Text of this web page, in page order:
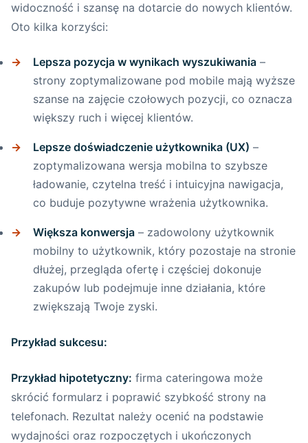
widoczność i szansę na dotarcie do nowych klientów.
Oto kilka korzyści:
Lepsza pozycja w wynikach wyszukiwania –
strony zoptymalizowane pod mobile mają wyższe
szanse na zajęcie czołowych pozycji, co oznacza
większy ruch i więcej klientów.
Lepsze doświadczenie użytkownika (UX) –
zoptymalizowana wersja mobilna to szybsze
ładowanie, czytelna treść i intuicyjna nawigacja,
co buduje pozytywne wrażenia użytkownika.
Większa konwersja – zadowolony użytkownik
mobilny to użytkownik, który pozostaje na stronie
dłużej, przegląda ofertę i częściej dokonuje
zakupów lub podejmuje inne działania, które
zwiększają Twoje zyski.
Przykład sukcesu:
Przykład hipotetyczny: firma cateringowa może
skrócić formularz i poprawić szybkość strony na
telefonach. Rezultat należy ocenić na podstawie
wydajności oraz rozpoczętych i ukończonych
Podsumowanie – dlaczego Core Web
Vitals są kluczowe i jak creationX może
Ułatwienie nawigacji na urządzeniach
mobilnych
Dlaczego intuicyjna i uproszczona
nawigacja jest kluczowa?
Praktyczne wskazówki, jak
zaprojektować nawigację mobilną
Podsumowanie – Jak creationX może
pomóc w projektowaniu nawigacji
mobilnej?
Regularne testy i monitorowanie wydajności
testować stronę mobilną?
Narzędzia do monitorowania i
testowania wydajności strony mobilnej